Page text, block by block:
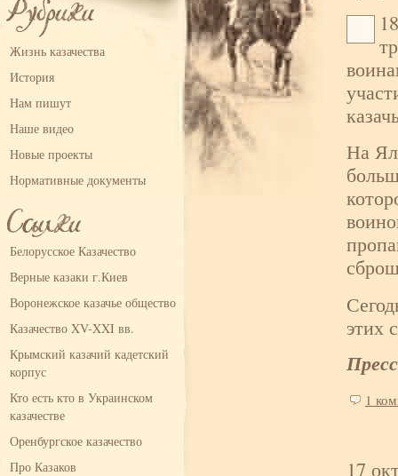
Жизнь казачества
История
Нам пишут
Наше видео
Новые проекты
Нормативные документы
Белорусское Казачество
Верные казаки г.Киев
Воронежское казачье общество
Казачество XV-XXI вв.
Крымский казачий кадетский
корпус
Кто есть кто в Украинском
казачестве
Оренбургское казачество
Про Казаков
На
этих
1
17